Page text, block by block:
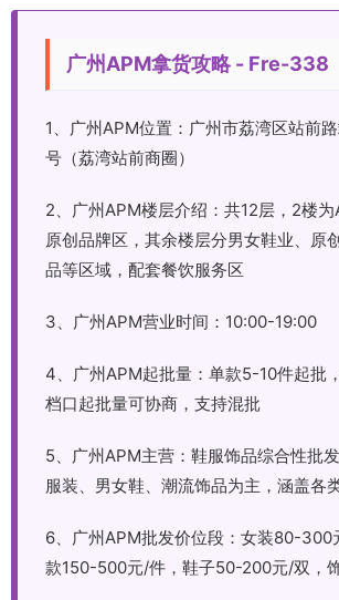
广州APM拿货攻略 - Fre-338
1、广州APM位置：广州市荔湾区站前
号（荔湾站前商圈）
2、广州APM楼层介绍：共12层，2楼
原创品牌区，其余楼层分男女鞋业、原
品等区域，配套餐饮服务区
3、广州APM营业时间：10:00-19:00
4、广州APM起批量：单款5-10件起批
档口起批量可协商，支持混批
5、广州APM主营：鞋服饰品综合性批
服装、男女鞋、潮流饰品为主，涵盖各
6、广州APM批发价位段：女装80-300
款150-500元/件，鞋子50-200元/双，